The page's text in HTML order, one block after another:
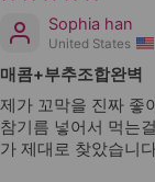
Sophia han
United States
매콤+부추조합완벽
제가 꼬막을 진짜 좋
참기름 넣어서 먹는
가 제대로 찾았습니